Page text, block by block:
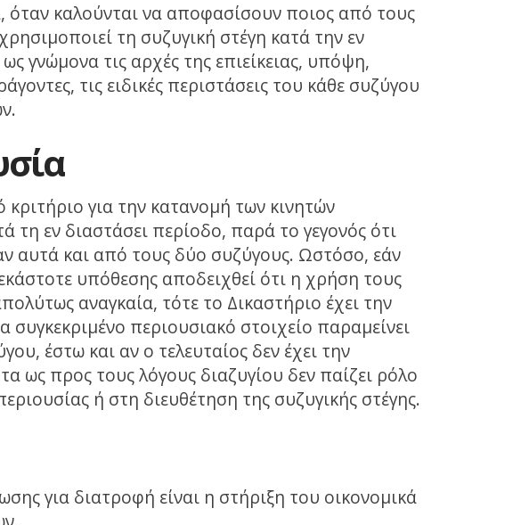
όταν καλούνται να αποφασίσουν ποιος από τους
τη συζυγική στέγη κατά την εν
γνώμονα τις αρχές της επιείκειας, υπόψη,
τις ειδικές περιστάσεις του κάθε συζύγου
κριτήριο για την κατανομή των κινητών
τη εν διαστάσει περίοδο, παρά το γεγονός ότι
αυτά και από τους δύο συζύγους. Ωστόσο, εάν
υπόθεσης αποδειχθεί ότι η χρήση τους
αναγκαία, τότε το Δικαστήριο έχει την
συγκεκριμένο περιουσιακό στοιχείο παραμείνει
έστω και αν ο τελευταίος δεν έχει την
ως προς τους λόγους διαζυγίου δεν παίζει ρόλο
ή στη διευθέτηση της συζυγικής στέγης.
για διατροφή είναι η στήριξη του οικονομικά